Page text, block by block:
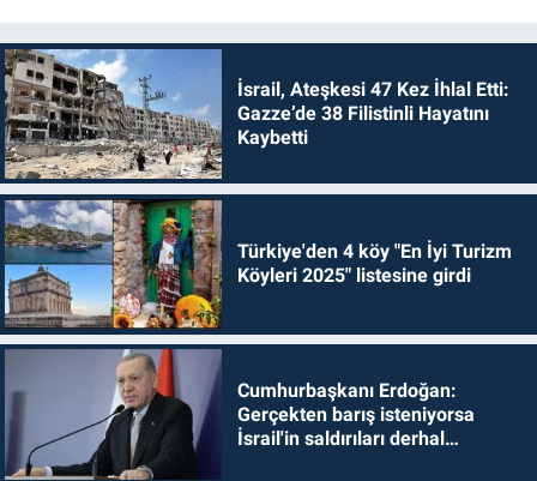
İsrail, Ateşkesi 47 Kez İhlal Etti:
Gazze’de 38 Filistinli Hayatını
Kaybetti
Türkiye'den 4 köy "En İyi Turizm
Köyleri 2025" listesine girdi
Cumhurbaşkanı Erdoğan:
Gerçekten barış isteniyorsa
İsrail'in saldırıları derhal